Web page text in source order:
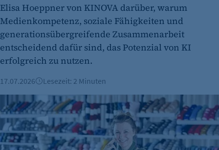
Erkennung, ob bei dem Besucher die
Scrolltiefe gemessen wird.
Cookie Laufzeit:
24 Std.
Elisa Hoeppner von KINOVA darüber, warum
Medienkompetenz, soziale Fähigkeiten und
generationsübergreifende Zusammenarbeit
entscheidend dafür sind, das Potenzial von KI
erfolgreich zu nutzen.
17.07.2026 Lesezeit: 2 Minuten
Mut zur Leidenschaft: Wie Maschenfein zur Lovebrand